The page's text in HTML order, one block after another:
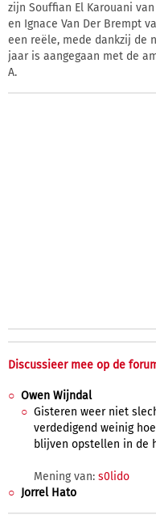
zijn Souffian El Karouani
en Ignace Van Der Brempt
een reële, mede dankzij de
jaar is aangegaan met de
A.
Discussieer mee op de
Owen Wijndal
Gisteren weer niet
verdedigend weinig
blijven opstellen in de
Mening van: s0lido
Jorrel Hato